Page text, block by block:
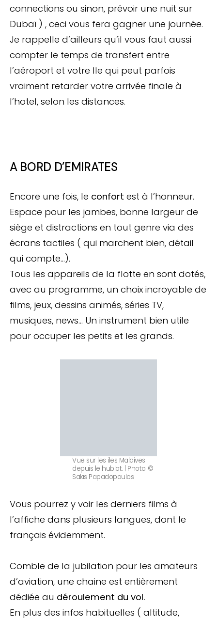
connections ou sinon, prévoir une nuit sur
Dubaï ) , ceci vous fera gagner une journée.
Je rappelle d’ailleurs qu’il vous faut aussi
compter le temps de transfert entre
l’aéroport et votre Ile qui peut parfois
vraiment retarder votre arrivée finale à
l’hotel, selon les distances.
A BORD D’EMIRATES
Encore une fois, le confort est à l’honneur.
Espace pour les jambes, bonne largeur de
siège et distractions en tout genre via des
écrans tactiles ( qui marchent bien, détail
qui compte…).
Tous les appareils de la flotte en sont dotés,
avec au programme, un choix incroyable de
films, jeux, dessins animés, séries TV,
musiques, news… Un instrument bien utile
pour occuper les petits et les grands.
Vue sur les iles Maldives
depuis le hublot. | Photo ©
Sakis Papadopoulos
Vous pourrez y voir les derniers films à
l’affiche dans plusieurs langues, dont le
français évidemment.
Comble de la jubilation pour les amateurs
d’aviation, une chaine est entièrement
dédiée au déroulement du vol.
En plus des infos habituelles ( altitude,